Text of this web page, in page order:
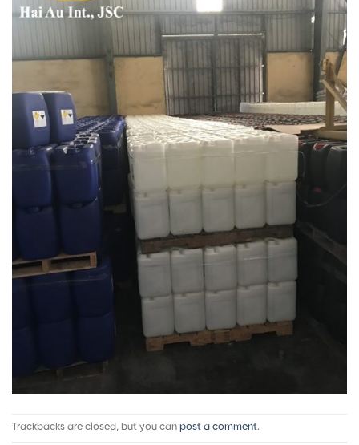
Trackbacks are closed, but you can post a comment.